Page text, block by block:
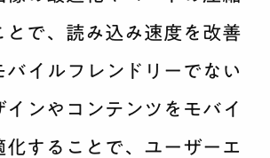
とで、読み込み速度を改善
バイルフレンドリーでない
インやコンテンツをモバイ
化することで、ユーザーエ